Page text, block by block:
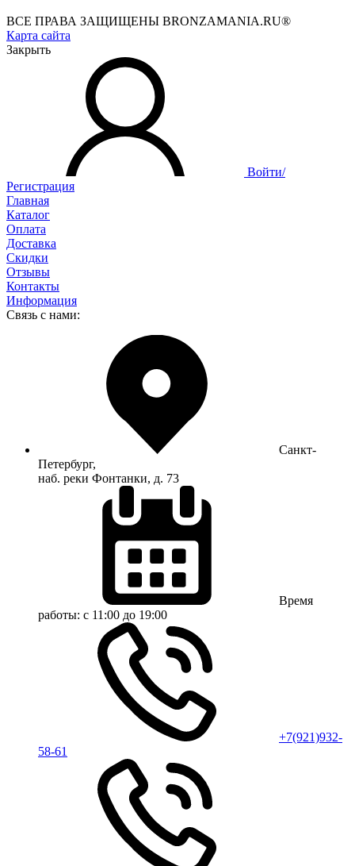
ВСЕ ПРАВА ЗАЩИЩЕНЫ BRONZAMANIA.RU®
Карта сайта
Закрыть
Войти/
Регистрация
Главная
Каталог
Оплата
Доставка
Скидки
Отзывы
Контакты
Информация
Связь с нами:
Санкт-
Петербург,
наб. реки Фонтанки, д. 73
Время
работы: с 11:00 до 19:00
+7(921)932-
58-61